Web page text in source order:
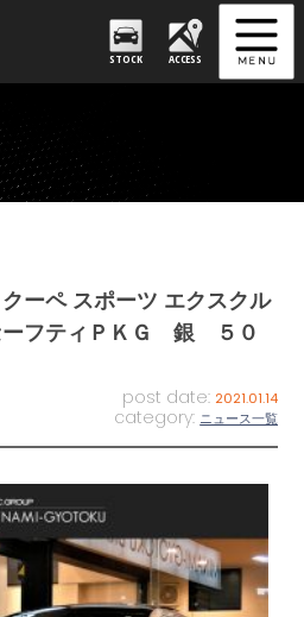
STOCK ACCESS
ーペ スポーツ エクスクル
ーフティＰＫＧ 銀 ５０
post date: 2021.01.14
category: ニュース一覧